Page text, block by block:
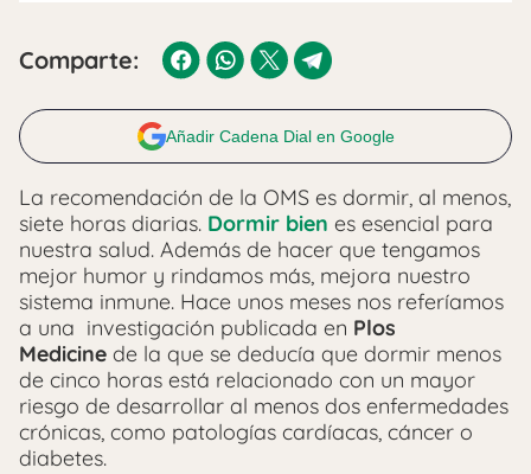
Comparte:
Añadir Cadena Dial en Google
La recomendación de la OMS es dormir, al menos,
siete horas diarias. Dormir bien es esencial para
nuestra salud. Además de hacer que tengamos
mejor humor y rindamos más, mejora nuestro
sistema inmune. Hace unos meses nos referíamos
a una investigación publicada en Plos
Medicine de la que se deducía que dormir menos
de cinco horas está relacionado con un mayor
riesgo de desarrollar al menos dos enfermedades
crónicas, como patologías cardíacas, cáncer o
diabetes.